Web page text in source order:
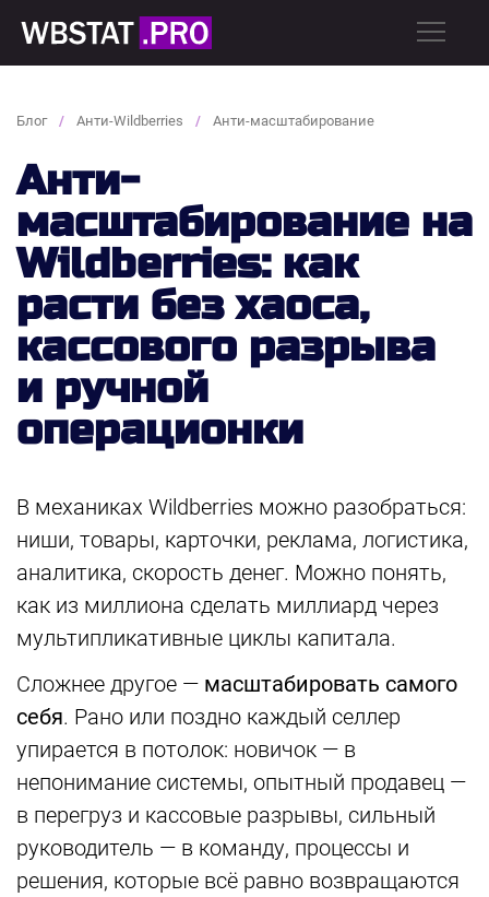
Блог Анти-Wildberries Анти-масштабирование
Анти-
масштабирование на
Wildberries: как
расти без хаоса,
кассового разрыва
и ручной
операционки
В механиках Wildberries можно разобраться:
ниши, товары, карточки, реклама, логистика,
аналитика, скорость денег. Можно понять,
как из миллиона сделать миллиард через
мультипликативные циклы капитала.
Сложнее другое — масштабировать самого
себя. Рано или поздно каждый селлер
упирается в потолок: новичок — в
непонимание системы, опытный продавец —
в перегруз и кассовые разрывы, сильный
руководитель — в команду, процессы и
решения, которые всё равно возвращаются